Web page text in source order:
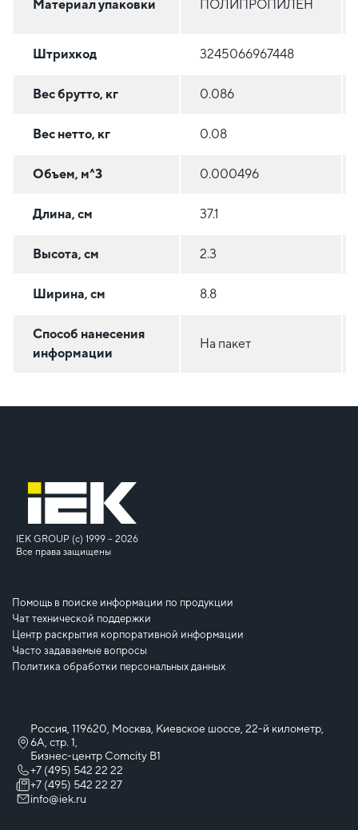
Материал упаковки ПОЛИПРОПИЛЕН
Штрихкод 3245066967448
Вес брутто, кг 0.086
Вес нетто, кг 0.08
Объем, м^3 0.000496
Длина, см 37.1
Высота, см 2.3
Ширина, см 8.8
Способ нанесения
информации
На пакет
IEK GROUP (c) 1999 – 2026
Все права защищены
Помощь в поиске информации по продукции
Чат технической поддержки
Центр раскрытия корпоративной информации
Часто задаваемые вопросы
Политика обработки персональных данных
Россия, 119620, Москва, Киевское шоссе, 22-й километр,
6А, стр. 1,
Бизнес-центр Comcity B1
+7 (495) 542 22 22
+7 (495) 542 22 27
info@iek.ru